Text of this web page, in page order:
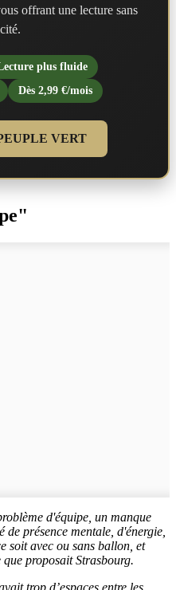
offrant une lecture sans
plus fluide
Dès 2,99 €/mois
VERT
d'équipe, un manque
présence mentale, d'énergie,
soit avec ou sans ballon, et
proposait Strasbourg.
trop d’espaces entre les